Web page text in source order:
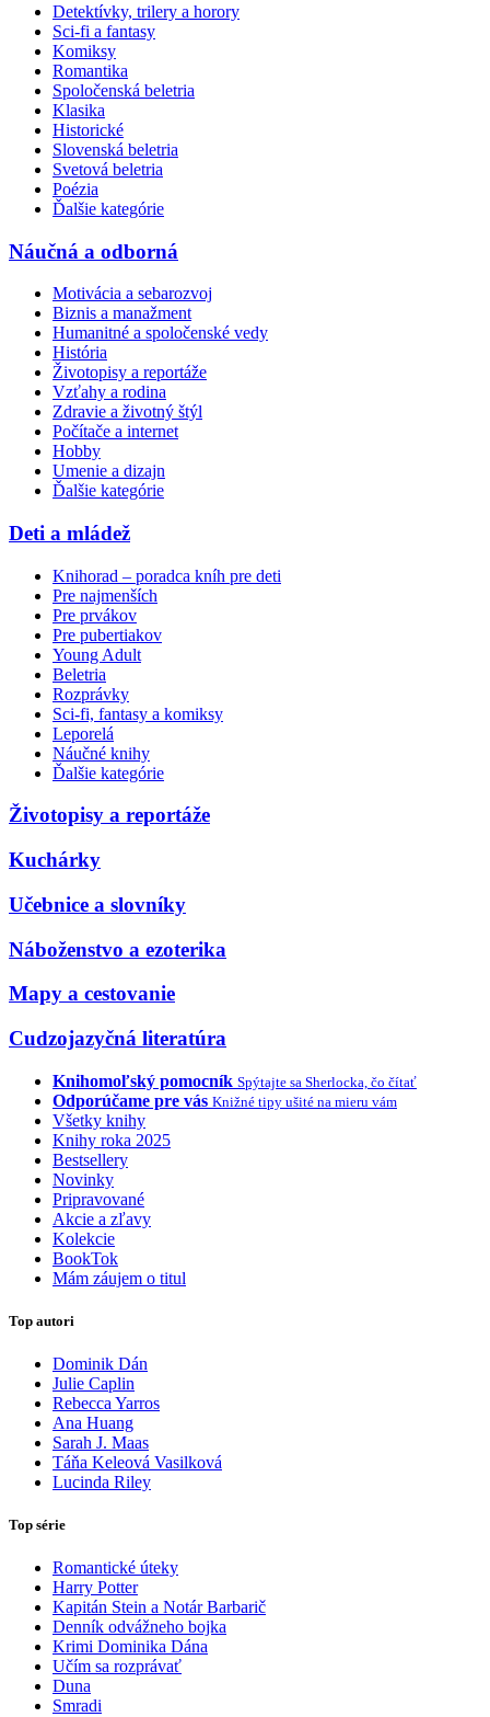
Detektívky, trilery a horory
Sci-fi a fantasy
Komiksy
Romantika
Spoločenská beletria
Klasika
Historické
Slovenská beletria
Svetová beletria
Poézia
Ďalšie kategórie
Náučná a odborná
Motivácia a sebarozvoj
Biznis a manažment
Humanitné a spoločenské vedy
História
Životopisy a reportáže
Vzťahy a rodina
Zdravie a životný štýl
Počítače a internet
Hobby
Umenie a dizajn
Ďalšie kategórie
Deti a mládež
Knihorad – poradca kníh pre deti
Pre najmenších
Pre prvákov
Pre pubertiakov
Young Adult
Beletria
Rozprávky
Sci-fi, fantasy a komiksy
Leporelá
Náučné knihy
Ďalšie kategórie
Životopisy a reportáže
Kuchárky
Učebnice a slovníky
Náboženstvo a ezoterika
Mapy a cestovanie
Cudzojazyčná literatúra
Knihomoľský pomocník Spýtajte sa Sherlocka, čo čítať
Odporúčame pre vás Knižné tipy ušité na mieru vám
Všetky knihy
Knihy roka 2025
Bestsellery
Novinky
Pripravované
Akcie a zľavy
Kolekcie
BookTok
Mám záujem o titul
Top autori
Dominik Dán
Julie Caplin
Rebecca Yarros
Ana Huang
Sarah J. Maas
Táňa Keleová Vasilková
Lucinda Riley
Top série
Romantické úteky
Harry Potter
Kapitán Stein a Notár Barbarič
Denník odvážneho bojka
Krimi Dominika Dána
Učím sa rozprávať
Duna
Smradi